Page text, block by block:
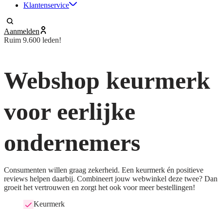
Klantenservice
Aanmelden
Ruim 9.600 leden!
Webshop keurmerk
voor eerlijke
ondernemers
Consumenten willen graag zekerheid. Een keurmerk én positieve
reviews helpen daarbij. Combineert jouw webwinkel deze twee? Dan
groeit het vertrouwen en zorgt het ook voor meer bestellingen!
Keurmerk